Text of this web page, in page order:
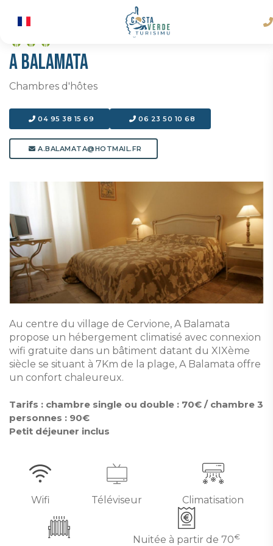
A BALAMATA
Chambres d'hôtes
04 95 38 15 69 06 23 50 10 68
A.BALAMATA@HOTMAIL.FR
Au centre du village de Cervione, A Balamata
propose un hébergement climatisé avec connexion
wifi gratuite dans un bâtiment datant du XIXème
siècle se situant à 7Km de la plage, A Balamata offre
un confort chaleureux.
Tarifs : chambre single ou double : 70€ / chambre 3
personnes : 90€
Petit déjeuner inclus
Wifi Téléviseur Climatisation
Nuitée à partir de 70€